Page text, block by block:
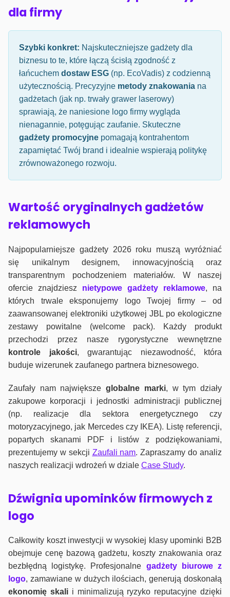
dla firmy
Szybki konkret: Najskuteczniejsze gadżety dla
biznesu to te, które łączą ścisłą zgodność z
łańcuchem dostaw ESG (np. EcoVadis) z codzienną
użytecznością. Precyzyjne metody znakowania na
gadżetach (jak np. trwały grawer laserowy)
sprawiają, że naniesione logo firmy wygląda
nienagannie, potęgując zaufanie. Skuteczne
gadżety promocyjne pomagają kontrahentom
zapamiętać Twój brand i idealnie wspierają politykę
zrównoważonego rozwoju.
Wartość oryginalnych gadżetów
reklamowych
Najpopularniejsze gadżety 2026 roku muszą wyróżniać
się unikalnym designem, innowacyjnością oraz
transparentnym pochodzeniem materiałów. W naszej
ofercie znajdziesz nietypowe gadżety reklamowe, na
których trwale eksponujemy logo Twojej firmy – od
zaawansowanej elektroniki użytkowej JBL po ekologiczne
zestawy powitalne (welcome pack). Każdy produkt
przechodzi przez nasze rygorystyczne wewnętrzne
kontrole jakości, gwarantując niezawodność, która
buduje wizerunek zaufanego partnera biznesowego.
Zaufały nam największeglobalne marki, w tym działy
zakupowe korporacji i jednostki administracji publicznej
(np. realizacje dla sektora energetycznego czy
motoryzacyjnego, jak Mercedes czy IKEA). Listę referencji,
popartych skanami PDF i listów z podziękowaniami,
prezentujemy w sekcji Zaufali nam. Zapraszamy do analiz
naszych realizacji wdrożeń w dziale Case Study.
Dźwignia upominków firmowych z
logo
Całkowity koszt inwestycji w wysokiej klasy upominki B2B
obejmuje cenę bazową gadżetu, koszty znakowania oraz
bezbłędną logistykę. Profesjonalne gadżety biurowe z
logo, zamawiane w dużych ilościach, generują doskonałą
ekonomię skalii minimalizują ryzyko reputacyjne dzięki